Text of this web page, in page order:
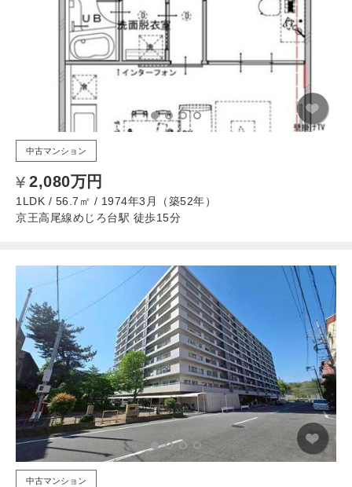
中古マンション
2,080万円
1LDK / 56.7㎡ / 1974年3月（築52年）
京王高尾線めじろ台駅 徒歩15分
中古マンション